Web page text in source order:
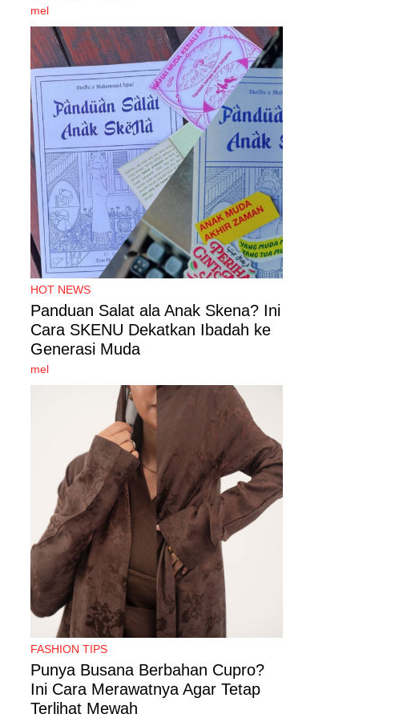
mel
HOT NEWS
Panduan Salat ala Anak Skena? Ini
Cara SKENU Dekatkan Ibadah ke
Generasi Muda
mel
FASHION TIPS
Punya Busana Berbahan Cupro?
Ini Cara Merawatnya Agar Tetap
Terlihat Mewah